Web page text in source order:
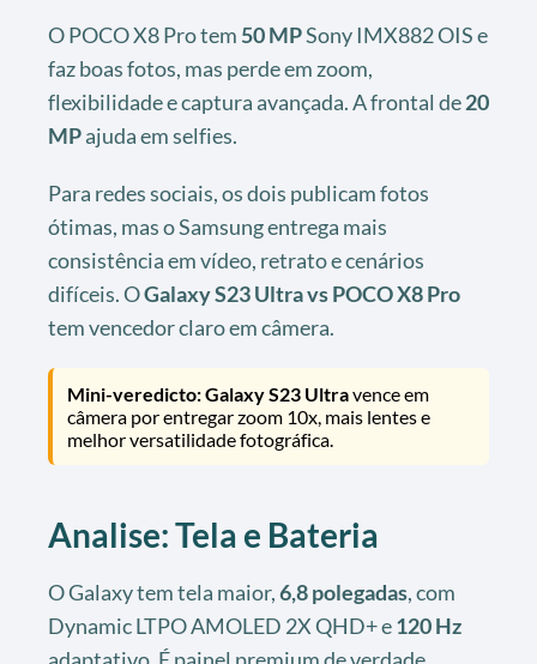
O POCO X8 Pro tem 50 MPSony IMX882 OIS e
faz boas fotos, mas perde em zoom,
flexibilidade e captura avançada. A frontal de20
MPajuda em selfies.
Para redes sociais, os dois publicam fotos
ótimas, mas o Samsung entrega mais
consistência em vídeo, retrato e cenários
difíceis. OGalaxy S23 Ultra vs POCO X8 Pro
tem vencedor claro em câmera.
Mini-veredicto: Galaxy S23 Ultravence em
câmera por entregar zoom 10x, mais lentes e
melhor versatilidade fotográfica.
Analise: Tela e Bateria
O Galaxy tem tela maior,6,8 polegadas, com
Dynamic LTPO AMOLED 2X QHD+ e120 Hz